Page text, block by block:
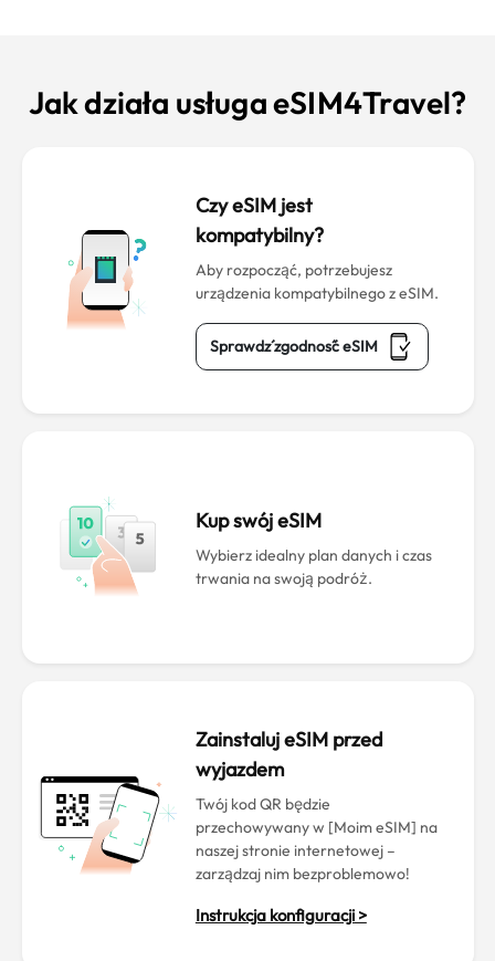
Jak działa usługa eSIM4Travel?
Czy eSIM jest
kompatybilny?
Aby rozpocząć, potrzebujesz
urządzenia kompatybilnego z eSIM.
Sprawdź zgodność eSIM
Kup swój eSIM
Wybierz idealny plan danych i czas
trwania na swoją podróż.
Zainstaluj eSIM przed
wyjazdem
Twój kod QR będzie
przechowywany w [Moim eSIM] na
naszej stronie internetowej –
zarządzaj nim bezproblemowo!
Instrukcja konfiguracji >